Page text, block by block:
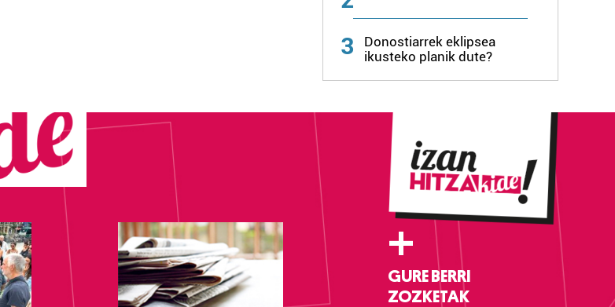
3
Donostiarrek eklipsea
ikusteko planik dute?
+
GURE BERRI
ZOZKETAK